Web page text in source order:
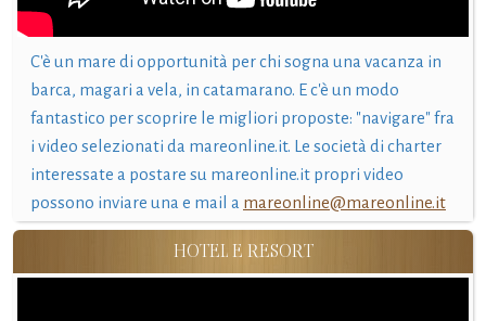
C'è un mare di opportunità per chi sogna una vacanza in
barca, magari a vela, in catamarano. E c'è un modo
fantastico per scoprire le migliori proposte: "navigare" fra
i video selezionati da mareonline.it. Le società di charter
interessate a postare su mareonline.it propri video
possono inviare una e mail a mareonline@mareonline.it
HOTEL E RESORT